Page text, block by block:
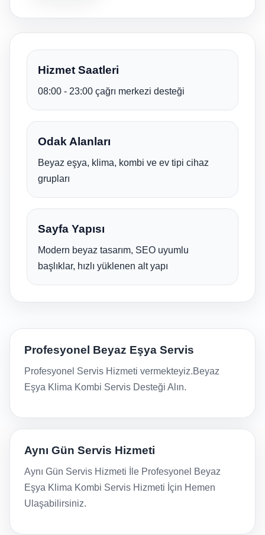
Hizmet Saatleri
08:00 - 23:00 çağrı merkezi desteği
Odak Alanları
Beyaz eşya, klima, kombi ve ev tipi cihaz
grupları
Sayfa Yapısı
Modern beyaz tasarım, SEO uyumlu
başlıklar, hızlı yüklenen alt yapı
Profesyonel Beyaz Eşya Servis
Profesyonel Servis Hizmeti vermekteyiz.Beyaz
Eşya Klima Kombi Servis Desteği Alın.
Aynı Gün Servis Hizmeti
Aynı Gün Servis Hizmeti İle Profesyonel Beyaz
Eşya Klima Kombi Servis Hizmeti İçin Hemen
Ulaşabilirsiniz.